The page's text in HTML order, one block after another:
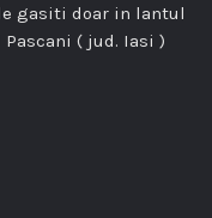
gasiti doar in lantul
( jud. Iasi )